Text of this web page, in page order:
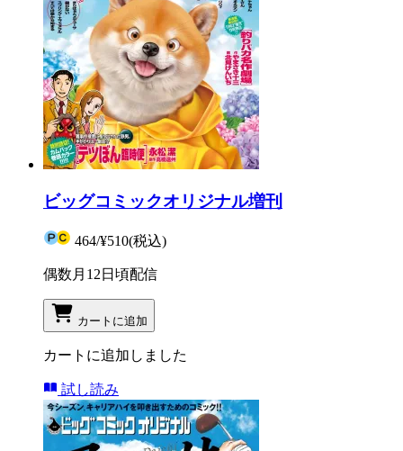
ビッグコミックオリジナル増刊
464/¥510(税込)
偶数月12日頃配信
カートに追加
カートに追加しました
試し読み